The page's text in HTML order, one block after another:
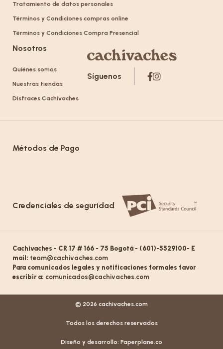
Tratamiento de datos personales
Términos y Condiciones compras online
Términos y Condiciones Compra Presencial
Nosotros
Quiénes somos
Nuestras tiendas
Disfraces Cachivaches
Síguenos
Métodos de Pago
Credenciales de seguridad
Cachivaches - CR 17 # 166 - 75 Bogotá - (601)-5529100- E
mail: team@cachivaches.com
Para comunicados legales y notificaciones formales favor
escribir a: comunicados@cachivaches.com
© 2026 cachivaches.com
Todos los derechos reservados
Diseño y desarrollo: Paperplane.co